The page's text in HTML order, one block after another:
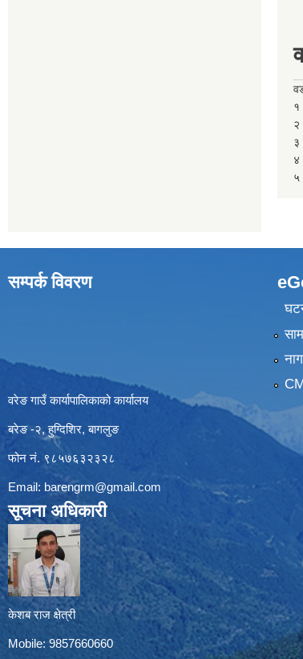
१
२
३
४
५
सम्पर्क विवरण
वरेङ गाउँ कार्यापालिकाको कार्यालय
बरेङ -२, हुग्दिशिर, बागलुङ
फोन नं. ९८५७६३२३२८
Email: barengrm@gmail.com
सूचना अधिकारी
केशब राज क्षेत्री
Mobile: 9857660660